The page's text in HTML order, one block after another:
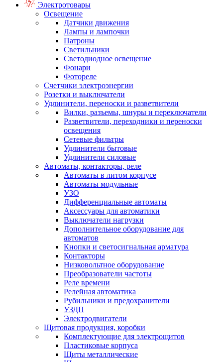
Электротовары
Освещение
Датчики движения
Лампы и лампочки
Патроны
Светильники
Светодиодное освещение
Фонари
Фотореле
Счетчики электроэнергии
Розетки и выключатели
Удлинители, переноски и разветвители
Вилки, разъемы, шнуры и переключатели
Разветвители, переходники и переноски
освещения
Сетевые фильтры
Удлинители бытовые
Удлинители силовые
Автоматы, контакторы, реле
Автоматы в литом корпусе
Автоматы модульные
УЗО
Дифференциальные автоматы
Аксессуары для автоматики
Выключатели нагрузки
Дополнительное оборудование для
автоматов
Кнопки и светосигнальная арматура
Контакторы
Низковольтное оборудование
Преобразователи частоты
Реле времени
Релейная автоматика
Рубильники и предохранители
УЗДП
Электродвигатели
Щитовая продукция, коробки
Комплектующие для электрощитов
Пластиковые корпуса
Щиты металлические